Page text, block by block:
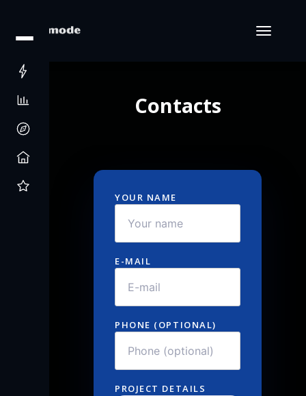
Contacts
YOUR NAME
E-MAIL
PHONE (OPTIONAL)
PROJECT DETAILS